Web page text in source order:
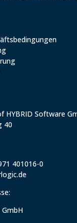
HYBRID Software
40
401016-0